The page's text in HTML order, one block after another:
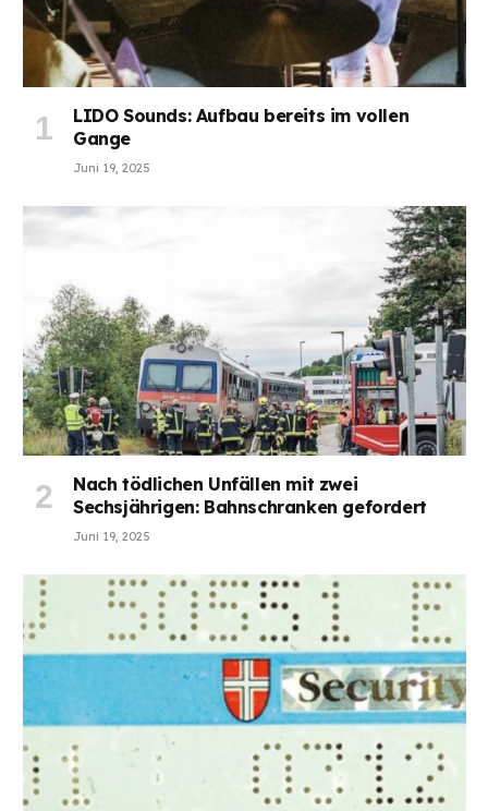
LIDO Sounds: Aufbau bereits im vollen
Gange
Juni 19, 2025
Nach tödlichen Unfällen mit zwei
Sechsjährigen: Bahnschranken gefordert
Juni 19, 2025